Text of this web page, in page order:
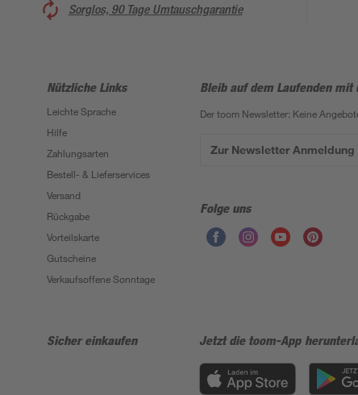
Sorglos, 90 Tage Umtauschgarantie
Nützliche Links
Leichte Sprache
Hilfe
Zahlungsarten
Bestell- & Lieferservices
Versand
Rückgabe
Vorteilskarte
Gutscheine
Verkaufsoffene Sonntage
Bleib auf dem Laufenden
Der toom Newsletter: Keine
Zur Newsletter Anmeldung
Folge uns
Sicher einkaufen Jetzt die toom-App